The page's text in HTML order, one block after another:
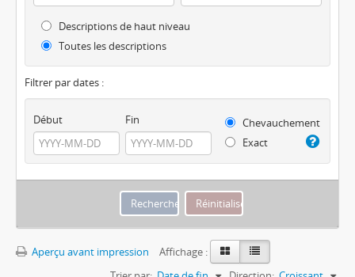
Descriptions de haut niveau
Toutes les descriptions
Filtrer par dates :
Début Fin
Chevauchement
Exact
Aperçu avant impression
Affichage :